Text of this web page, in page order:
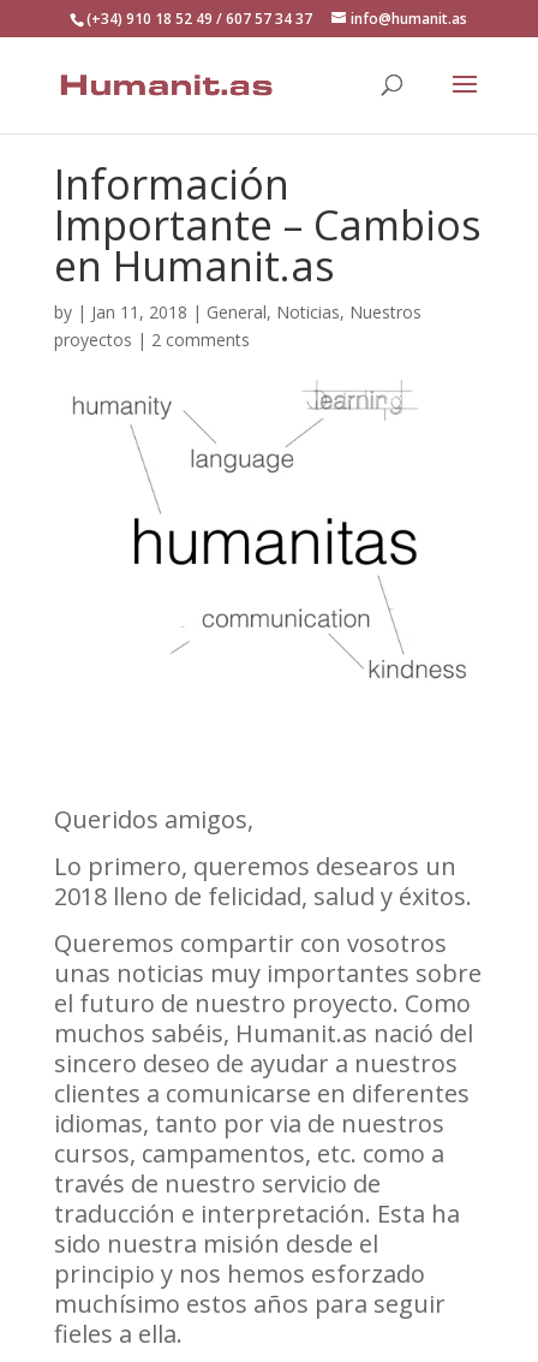
(+34) 910 18 52 49 / 607 57 34 37 info@humanit.as
Información
Importante – Cambios
en Humanit.as
by | Jan 11, 2018 | General, Noticias, Nuestros
proyectos | 2 comments
Queridos amigos,
Lo primero, queremos desearos un
2018 lleno de felicidad, salud y éxitos.
Queremos compartir con vosotros
unas noticias muy importantes sobre
el futuro de nuestro proyecto. Como
muchos sabéis, Humanit.as nació del
sincero deseo de ayudar a nuestros
clientes a comunicarse en diferentes
idiomas, tanto por via de nuestros
cursos, campamentos, etc. como a
través de nuestro servicio de
traducción e interpretación. Esta ha
sido nuestra misión desde el
principio y nos hemos esforzado
muchísimo estos años para seguir
fieles a ella.